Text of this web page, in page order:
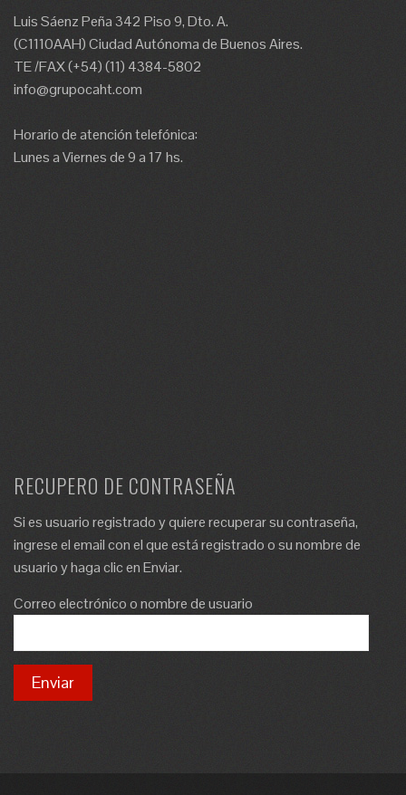
Luis Sáenz Peña 342 Piso 9, Dto. A.
(C1110AAH) Ciudad Autónoma de Buenos Aires.
TE /FAX (+54) (11) 4384-5802
info@grupocaht.com
Horario de atención telefónica:
Lunes a Viernes de 9 a 17 hs.
RECUPERO DE CONTRASEÑA
Si es usuario registrado y quiere recuperar su contraseña,
ingrese el email con el que está registrado o su nombre de
usuario y haga clic en Enviar.
Correo electrónico o nombre de usuario